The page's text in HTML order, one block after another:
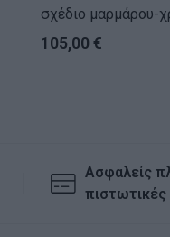
σχέδιο μαρμάρου-
120x80x75εκ
105,00 €
Ασφαλείς
πιστωτικές